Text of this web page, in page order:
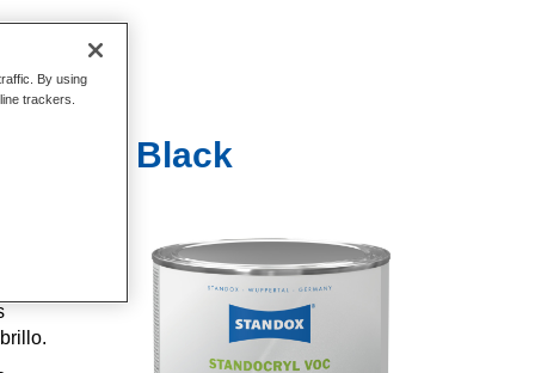
Signal Black
es
By using
trackers.